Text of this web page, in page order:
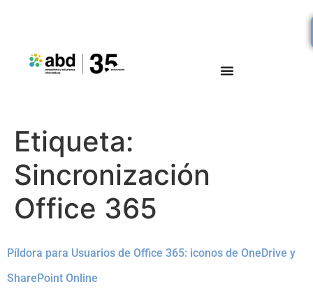
Etiqueta:
Sincronización
Office 365
Píldora para Usuarios de Office 365: iconos de OneDrive y
SharePoint Online